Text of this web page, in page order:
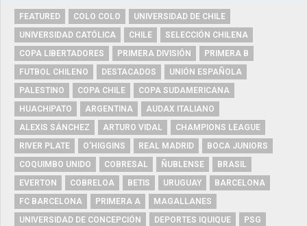
FEATURED COLO COLO
UNIVERSIDAD DE CHILE
UNIVERSIDAD CATÓLICA
CHILE
SELECCIÓN CHILENA
COPA LIBERTADORES
PRIMERA DIVISIÓN
PRIMERA B
FUTBOL CHILENO
DESTACADOS
UNIÓN ESPAÑOLA
PALESTINO
COPA CHILE
COPA SUDAMERICANA
HUACHIPATO
ARGENTINA
AUDAX ITALIANO
ALEXIS SÁNCHEZ
ARTURO VIDAL
CHAMPIONS LEAGUE
RIVER PLATE
O'HIGGINS REAL MADRID
BOCA JUNIORS
COQUIMBO UNIDO
COBRESAL ÑUBLENSE
BRASIL
EVERTON
COBRELOA BETIS URUGUAY
BARCELONA
FC BARCELONA
PRIMERA A
MAGALLANES
UNIVERSIDAD DE CONCEPCIÓN
DEPORTES IQUIQUE PSG